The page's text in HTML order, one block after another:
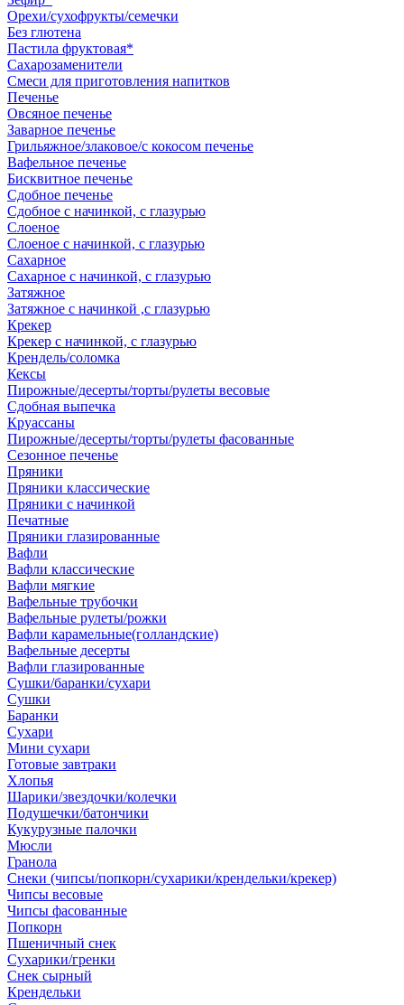
Орехи/сухофрукты/семечки
Без глютена
Пастила фруктовая*
Сахарозаменители
Смеси для приготовления напитков
Печенье
Овсяное печенье
Заварное печенье
Грильяжное/злаковое/с кокосом печенье
Вафельное печенье
Бисквитное печенье
Сдобное печенье
Сдобное с начинкой, с глазурью
Слоеное
Слоеное с начинкой, с глазурью
Сахарное
Сахарное с начинкой, с глазурью
Затяжное
Затяжное с начинкой ,с глазурью
Крекер
Крекер с начинкой, с глазурью
Крендель/соломка
Кексы
Пирожные/десерты/торты/рулеты весовые
Сдобная выпечка
Круассаны
Пирожные/десерты/торты/рулеты фасованные
Сезонное печенье
Пряники
Пряники классические
Пряники с начинкой
Печатные
Пряники глазированные
Вафли
Вафли классические
Вафли мягкие
Вафельные трубочки
Вафельные рулеты/рожки
Вафли карамельные(голландские)
Вафельные десерты
Вафли глазированные
Сушки/баранки/сухари
Сушки
Баранки
Сухари
Мини сухари
Готовые завтраки
Хлопья
Шарики/звездочки/колечки
Подушечки/батончики
Кукурузные палочки
Мюсли
Гранола
Снеки (чипсы/попкорн/сухарики/крендельки/крекер)
Чипсы весовые
Чипсы фасованные
Попкорн
Пшеничный снек
Сухарики/гренки
Снек сырный
Крендельки